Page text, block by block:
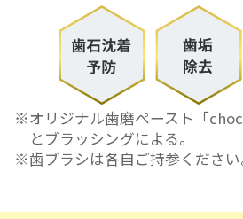
オリジナル歯磨ペースト「
とブラッシングによる。
歯ブラシは各自ご持参ください